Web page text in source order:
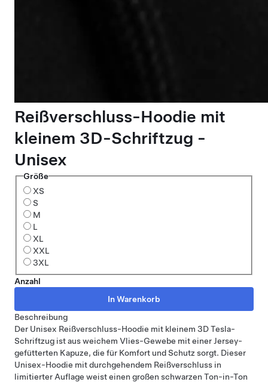
Reißverschluss-Hoodie mit
kleinem 3D-Schriftzug -
Unisex
Größe
XS
S
M
L
XL
XXL
3XL
Anzahl
Beschreibung
Der Unisex Reißverschluss-Hoodie mit kleinem 3D Tesla-
Schriftzug ist aus weichem Vlies-Gewebe mit einer Jersey-
gefütterten Kapuze, die für Komfort und Schutz sorgt. Dieser
Unisex-Hoodie mit durchgehendem Reißverschluss in
limitierter Auflage weist einen großen schwarzen Ton-in-Ton